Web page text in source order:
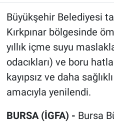
Büyükşehir Belediyesi
Kırkpınar bölgesinde
yıllık içme suyu
odacıkları) ve boru
kayıpsız ve daha
amacıyla yenilendi.
BURSA (İGFA) - Bursa